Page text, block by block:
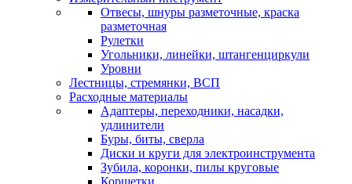
Отвесы, шнуры разметочные, краска
разметочная
Рулетки
Угольники, линейки, штангенциркули
Уровни
Лестницы, стремянки, ВСП
Расходные материалы
Адаптеры, переходники, насадки,
удлинители
Буры, биты, сверла
Диски и круги для электроинструмента
Зубила, коронки, пилы круговые
Корщетки